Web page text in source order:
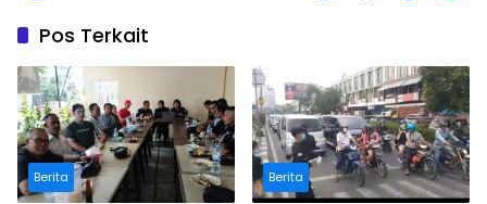
Pos Terkait
Berita Berita